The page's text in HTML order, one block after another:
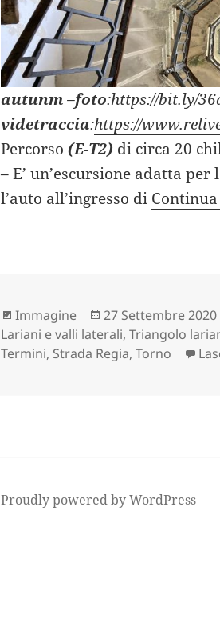
autunm–foto:https://bit.ly/
videtraccia:https://
Percorso(E-T2) di circa 20
– E’ un’escursione adatta
l’auto all’ingresso di
Formato
Immagine
Scritto
il
27 Settembre 2020
Lariani e valli laterali,Triangolo
Termini, Strada Regia,Torno
Proudly powered by WordPress